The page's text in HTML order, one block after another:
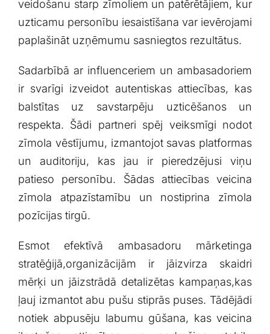
veidošanu⁣ starp zīmoliem un patērētājiem, kur
⁢uzticamu personību iesaistīšana ‍var ievērojami
paplašināt uzņēmumu sasniegtos ⁢rezultātus.
Sadarbībā​ ar influenceriem un ambasadoriem
ir‍ svarīgi ​izveidot ​autentiskas attiecības, kas
‌balstītas uz savstarpēju uzticēšanos un
respekta. Šādi partneri spēj veiksmīgi nodot
zīmola vēstījumu, izmantojot savas platformas
un auditoriju, kas jau ⁤ir pieredzējusi viņu
patieso personību. Šādas attiecības ⁣veicina
zīmola atpazīstamību un⁢ nostiprina zīmola
pozīcijas tirgū.
Esmot efektīvā ambasadoru mārketinga​
stratēģijā,organizācijām ir ⁣jāizvirza skaidri
mērķi ⁢un jāizstrādā detalizētas kampaņas,kas
ļauj⁢ izmantot abu‍ pušu stiprās puses. ⁣Tādējādi
notiek abpusēju​ labumu gūšana, kas veicina